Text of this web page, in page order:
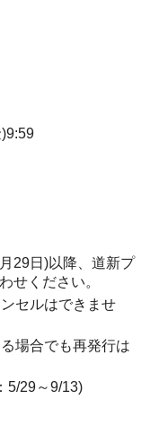
29日)以降、道新プ
せください。
セルはできませ
場合でも再発行は
5/29～9/13)